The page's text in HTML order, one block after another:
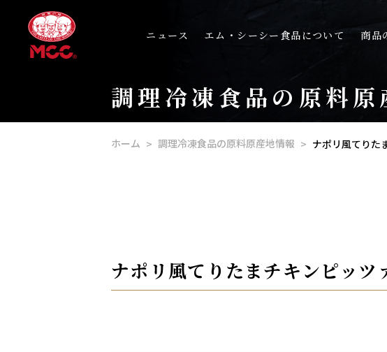
ニュース エム・シーシー食品について 商品
調理冷凍食品の原料原
ホーム 調理冷凍食品の原料原産地情報 ナポリ風てり
ナポリ風てりたまチキンピ